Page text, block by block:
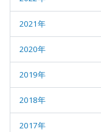
2021年
2020年
2019年
2018年
2017年